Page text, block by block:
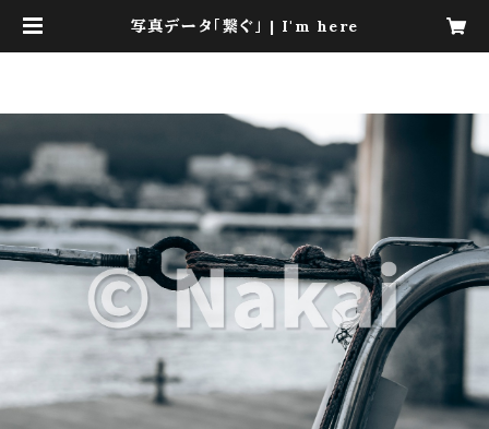
写真データ「繋ぐ」 | I'm here